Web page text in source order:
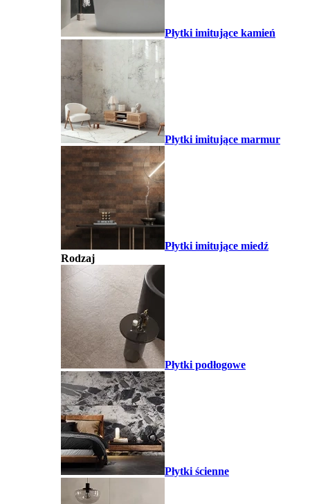
Płytki imitujące kamień
Płytki imitujące marmur
Płytki imitujące miedź
Rodzaj
Płytki podłogowe
Płytki ścienne